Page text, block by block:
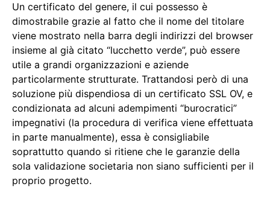
Un certificato del genere, il cui possesso è
dimostrabile grazie al fatto che il nome del titolare
viene mostrato nella barra degli indirizzi del browser
insieme al già citato “lucchetto verde”, può essere
utile a grandi organizzazioni e aziende
particolarmente strutturate. Trattandosi però di una
soluzione più dispendiosa di un certificato SSL OV, e
condizionata ad alcuni adempimenti “burocratici”
impegnativi (la procedura di verifica viene effettuata
in parte manualmente), essa è consigliabile
soprattutto quando si ritiene che le garanzie della
sola validazione societaria non siano sufficienti per il
proprio progetto.